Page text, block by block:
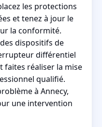
les protections
et tenez à jour le
la conformité.
dispositifs de
différentiel
faites réaliser la mise
qualifié.
à Annecy,
une intervention